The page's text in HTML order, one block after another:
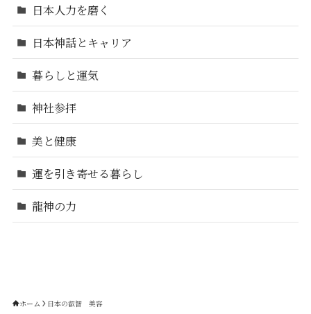
日本人力を磨く
日本神話とキャリア
暮らしと運気
神社参拝
美と健康
運を引き寄せる暮らし
龍神の力
ホーム 日本の叡智 美容